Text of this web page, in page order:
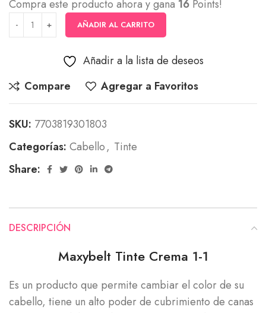
Compra este producto ahora y gana 16 Points!
AÑADIR AL CARRITO
Añadir a la lista de deseos
Compare
Agregar a Favoritos
SKU: 7703819301803
Categorías: Cabello, Tinte
Share:
DESCRIPCIÓN
Maxybelt Tinte Crema 1-1
Es un producto que permite cambiar el color de su
cabello, tiene un alto poder de cubrimiento de canas